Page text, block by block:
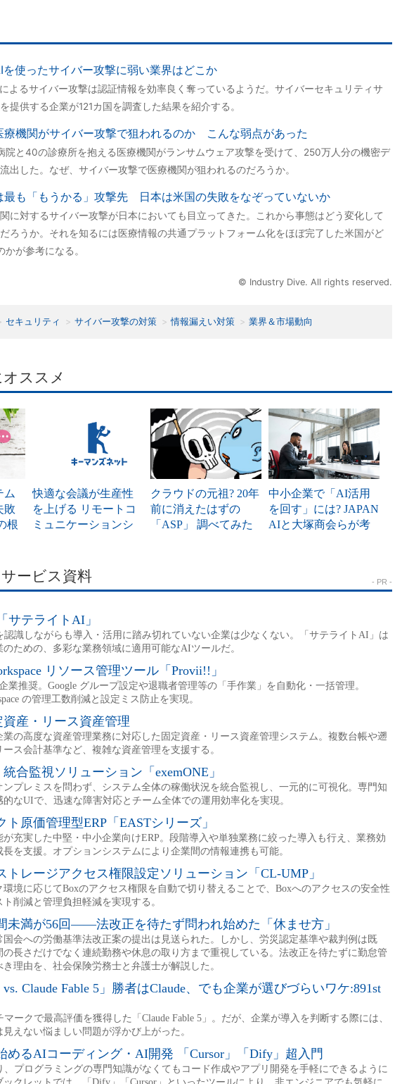
を使ったサイバー攻撃に弱い業界はどこか
よるサイバー攻撃は認証情報を効率良く奪っているようだ。サイバーセキュリティサ
提供する企業が121カ国を調査した結果を紹介する。
療機関がサイバー攻撃で狙われるのか こんな弱点があった
院と40の診療所を抱える医療機関がランサムウェア攻撃を受けて、250万人分の機密デ
出した。なぜ、サイバー攻撃で医療機関が狙われるのだろうか。
最も「もうかる」攻撃先 日本は米国の失敗をなぞっていないか
に対するサイバー攻撃が日本においても目立ってきた。これから事態はどう変化して
ろうか。それを知るには医療情報の共通プラットフォーム化をほぼ完了した米国がど
が参考になる。
© Industry Dive. All rights reserved.
セキュリティ サイバー攻撃の対策 情報漏えい対策 業界＆市場動向